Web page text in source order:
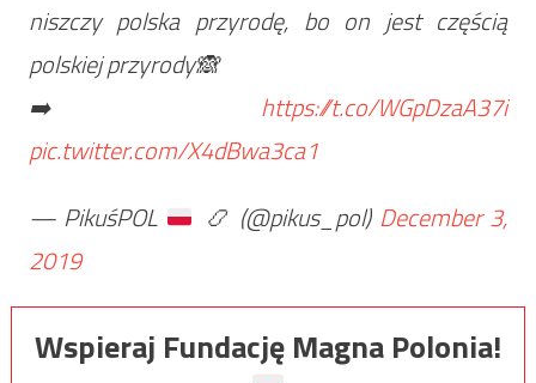
niszczy polska przyrodę, bo on jest częścią
polskiej przyrody🙈
➡️ https://t.co/WGpDzaA37i
pic.twitter.com/X4dBwa3ca1
— PikuśPOL
📿 (@pikus_pol) December 3,
2019
Wspieraj Fundację Magna Polonia!